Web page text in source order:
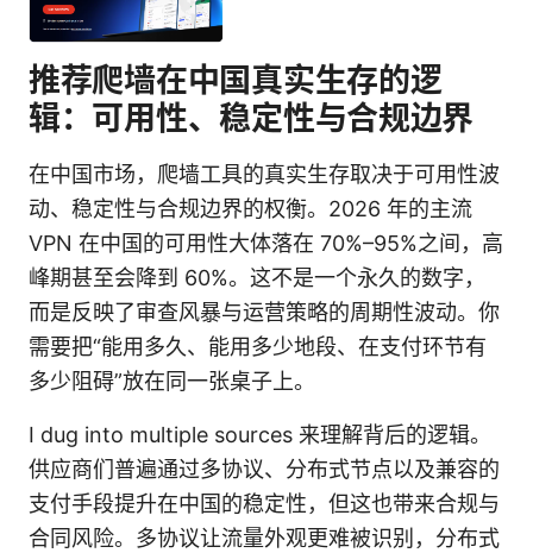
推荐爬墙在中国真实生存的逻
辑：可用性、稳定性与合规边界
在中国市场，爬墙工具的真实生存取决于可用性波
动、稳定性与合规边界的权衡。2026 年的主流
VPN 在中国的可用性大体落在 70%–95%之间，高
峰期甚至会降到 60%。这不是一个永久的数字，
而是反映了审查风暴与运营策略的周期性波动。你
需要把“能用多久、能用多少地段、在支付环节有
多少阻碍”放在同一张桌子上。
I dug into multiple sources 来理解背后的逻辑。
供应商们普遍通过多协议、分布式节点以及兼容的
支付手段提升在中国的稳定性，但这也带来合规与
合同风险。多协议让流量外观更难被识别，分布式